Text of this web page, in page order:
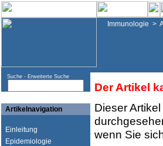
Immunologie >
Suche - Erweiterte Suche
Artikelnavigation
Einleitung
Epidemiologie
Der Artikel
Dieser
wenn Sie